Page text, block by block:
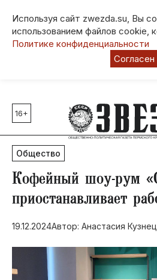
Используя сайт zwezda.su, Вы
использованием файлов cookie,
Политике конфиденциальности
Согласен
Главные темы
80 лет Победы
Молодежная столица РФ
СВО
Социальная поддержка
Инфраструктура
Благоустройство
16+
Общество
​Кофейный шоу-рум
приостанавливает
19.12.2024Автор: Анастасия